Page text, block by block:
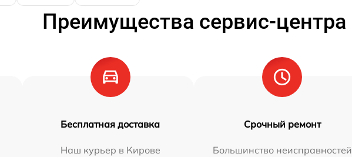
Преимущества сервис-центра
Бесплатная доставка
Наш курьер в Кирове
Срочный ремонт
Большинство неисправностей